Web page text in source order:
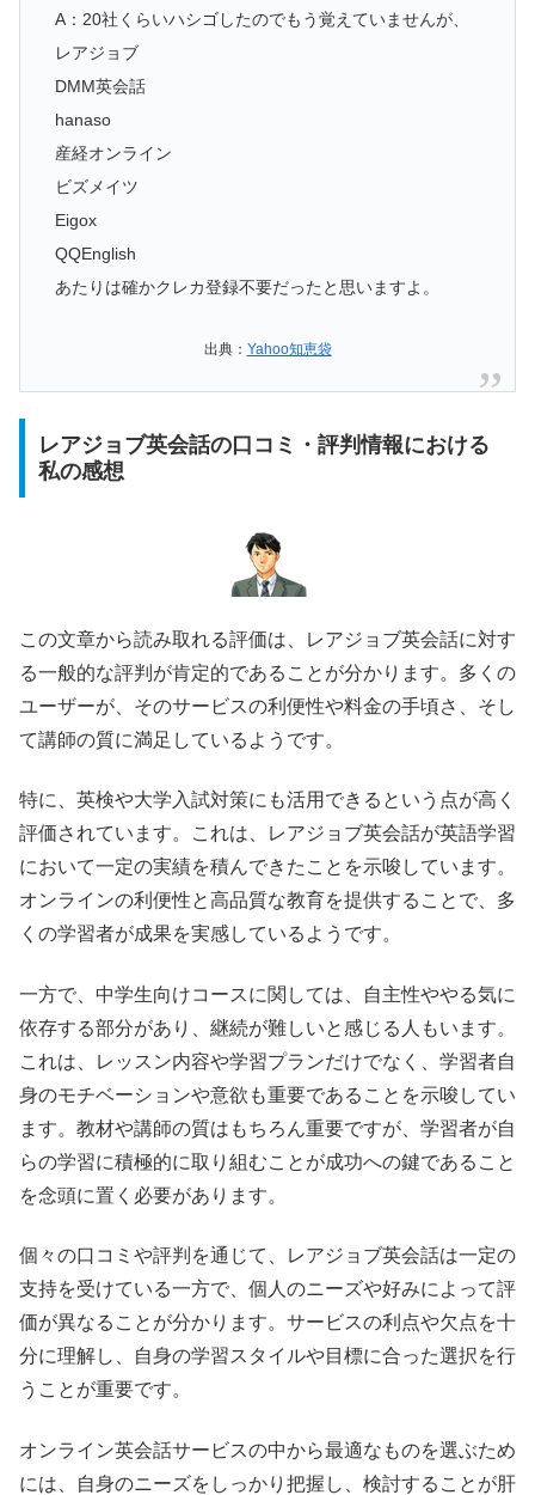
A：20社くらいハシゴしたのでもう覚えていませんが、
レアジョブ
DMM英会話
hanaso
産経オンライン
ビズメイツ
Eigox
QQEnglish
あたりは確かクレカ登録不要だったと思いますよ。
出典： Yahoo知恵袋
レアジョブ英会話の口コミ・評判情報における
私の感想
この文章から読み取れる評価は、レアジョブ英会話に対す
る一般的な評判が肯定的であることが分かります。多くの
ユーザーが、そのサービスの利便性や料金の手頃さ、そし
て講師の質に満足しているようです。
特に、英検や大学入試対策にも活用できるという点が高く
評価されています。これは、レアジョブ英会話が英語学習
において一定の実績を積んできたことを示唆しています。
オンラインの利便性と高品質な教育を提供することで、多
くの学習者が成果を実感しているようです。
一方で、中学生向けコースに関しては、自主性ややる気に
依存する部分があり、継続が難しいと感じる人もいます。
これは、レッスン内容や学習プランだけでなく、学習者自
身のモチベーションや意欲も重要であることを示唆してい
ます。教材や講師の質はもちろん重要ですが、学習者が自
らの学習に積極的に取り組むことが成功への鍵であること
を念頭に置く必要があります。
個々の口コミや評判を通じて、レアジョブ英会話は一定の
支持を受けている一方で、個人のニーズや好みによって評
価が異なることが分かります。サービスの利点や欠点を十
分に理解し、自身の学習スタイルや目標に合った選択を行
うことが重要です。
オンライン英会話サービスの中から最適なものを選ぶため
には、自身のニーズをしっかり把握し、検討することが肝